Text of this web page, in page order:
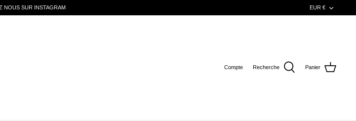
NOUS SUR INSTAGRAM DEVISE
EUR €
Compte Recherche Panier